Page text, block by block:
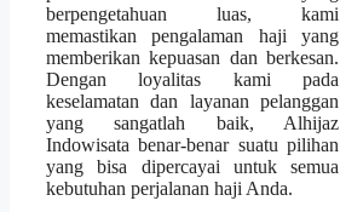
berpengetahuan luas, kami
memastikan pengalaman haji yang
memberikan kepuasan dan berkesan.
Dengan loyalitas kami pada
keselamatan dan layanan pelanggan
yang sangatlah baik, Alhijaz
Indowisata benar-benar suatu pilihan
yang bisa dipercayai untuk semua
kebutuhan perjalanan haji Anda.